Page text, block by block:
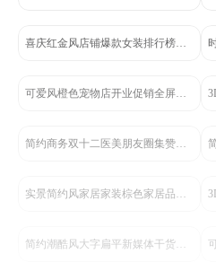
喜庆红金风店铺爆款女装排行榜营销海报
可爱风橙色宠物店开业促销全屏手机海报
简约商务双十二医美朋友圈集赞活动长图海报
实景简约风家居家装棕色家居品牌宣传推广公众号内页海报
简约潮酷风大字扁平新媒体干货分享小红书封面